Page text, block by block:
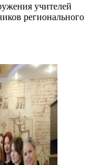
учителей
регионального